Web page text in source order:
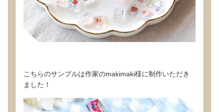
こちらのサンプルは作家のmakimaki様に制作いただき
ました！